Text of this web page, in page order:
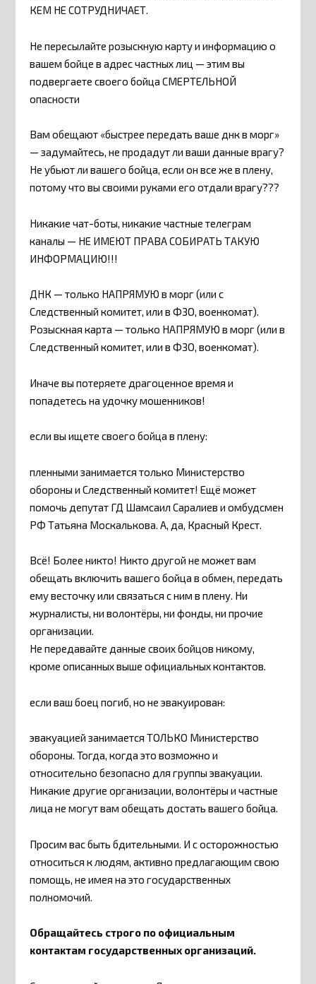
КЕМ НЕ СОТРУДНИЧАЕТ.
Не пересылайте розыскную карту и информацию о
вашем бойце в адрес частных лиц — этим вы
подвергаете своего бойца СМЕРТЕЛЬНОЙ
опасности
Вам обещают «быстрее передать ваше днк в морг»
— задумайтесь, не продадут ли ваши данные врагу?
Не убьют ли вашего бойца, если он все же в плену,
потому что вы своими руками его отдали врагу???
Никакие чат-боты, никакие частные телеграм
каналы — НЕ ИМЕЮТ ПРАВА СОБИРАТЬ ТАКУЮ
ИНФОРМАЦИЮ!!!
ДНК — только НАПРЯМУЮ в морг (или с
Следственный комитет, или в ФЗО, военкомат).
Розыскная карта — только НАПРЯМУЮ в морг (или в
Следственный комитет, или в ФЗО, военкомат).
Иначе вы потеряете драгоценное время и
попадетесь на удочку мошенников!
если вы ищете своего бойца в плену:
пленными занимается только Министерство
обороны и Следственный комитет! Ещё может
помочь​ депутат ГД Шамсаил Саралиев и омбудсмен
РФ Татьяна Москалькова. А, да, Красный Крест.
Всё! Более никто! Никто другой не может вам
обещать включить вашего бойца в обмен, передать​
ему весточку или связаться с ним в плену. Ни
журналисты, ни волонтёры, ни фонды, ни прочие
организации.
Не передавайте данные своих бойцов никому,
кроме описанных выше официальных контактов.
если ваш боец​ погиб,​ но не эвакуирован:
эвакуацией занимается ТОЛЬКО Министерство
обороны. Тогда, когда это возможно и
относительно безопасно для группы эвакуации.
Никакие другие организации, волонтёры и частные
лица не могут вам обещать достать вашего бойца.
Просим​ вас быть бдительными. И с осторожностью
относиться к людям, активно предлагающим свою
помощь, не имея на это государственных
полномочий.
Обращайтесь строго по официальным
контактам государственных организаций.